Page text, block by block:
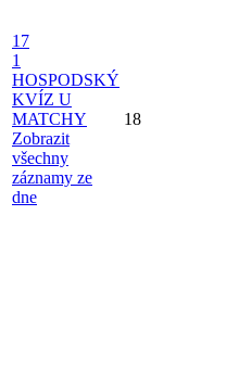
17
1
HOSPODSKÝ
KVÍZ U
MATCHY
Zobrazit
všechny
záznamy ze
dne
18